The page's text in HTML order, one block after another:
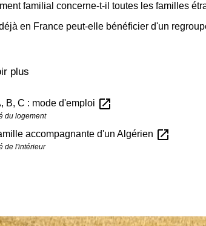
familial concerne-t-il toutes les familles
en France peut-elle bénéficier d'un
plus
B, C : mode d'emploi open_in_new
du logement
accompagnante d'un Algérien open_in_new
de l'intérieur